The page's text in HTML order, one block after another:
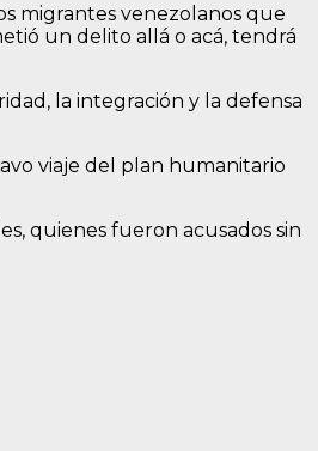
migrantes venezolanos que
un delito allá o acá, tendrá
la integración y la defensa
viaje del plan humanitario
quienes fueron acusados sin